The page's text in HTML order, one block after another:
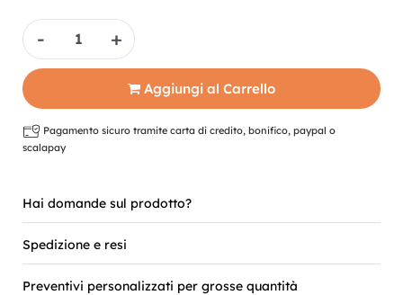
Quantità
Aggiungi al Carrello
Pagamento sicuro tramite carta di credito, bonifico, paypal o
scalapay
Hai domande sul prodotto?
Spedizione e resi
Preventivi personalizzati per grosse quantità